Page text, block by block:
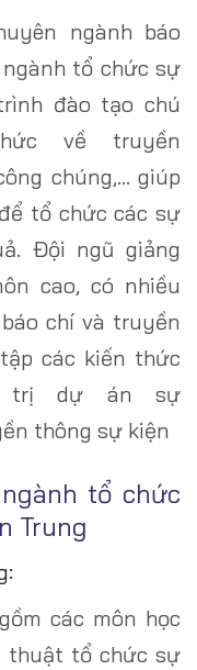
ngành báo
tổ chức sự
đào tạo chú
về truyền
chúng,… giúp
tổ chức các sự
Đội ngũ giảng
cao, có nhiều
chí và truyền
các kiến thức
trị dự án sự
thông sự kiện
tổ chức
Trung
các môn học
thuật tổ chức sự